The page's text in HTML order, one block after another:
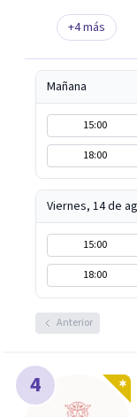
+4más
Mañana
15:00
18:00
Viernes, 14 de
15:00
18:00
Anterior
4